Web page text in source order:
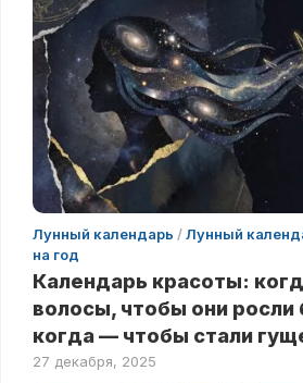
Лунный календарь /Лунный
на год
Календарь красоты:
волосы, чтобы они росли
когда — чтобы стали
27 декабря, 2025